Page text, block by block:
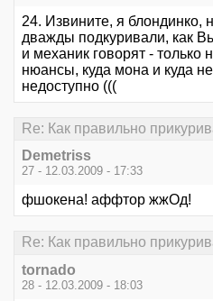
24. Извините, я блондинко,
дважды подкуривали, как
и механик говорят - только
нюансы, куда мона и куда
недоступно (((
Re: Как правильно
Demetriss
27 - 12.03.2009 - 17:33
фшокена! аффтор жжОд!
Re: Как правильно
tornado
28 - 12.03.2009 - 18:03